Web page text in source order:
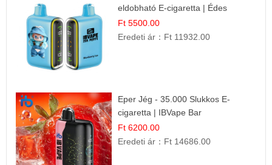
eldobható E-cigaretta | Édes
Desszert Íz
Ft 5500.00
Eredeti ár： Ft 11932.00
Eper Jég - 35.000 Slukkos E-
cigaretta | IBVape Bar
Ft 6200.00
Eredeti ár： Ft 14686.00